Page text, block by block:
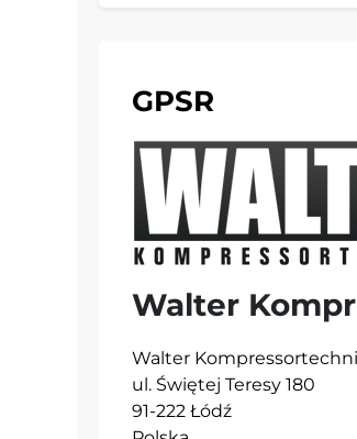
GPSR
Walter
Walter
ul. Świętej Teresy 180
91-222 Łódź